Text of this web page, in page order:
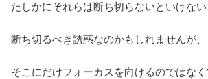
たしかにそれらは断ち切らないといけない
断ち切るべき誘惑なのかもしれませんが、
そこにだけフォーカスを向けるのではな